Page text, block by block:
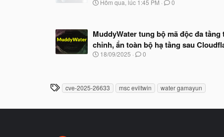
N
b
ắ
t
đ
Hôm qua, lúc 1:45 PM 0
MuddyWater tung bộ mã độc đa tầng
chỉnh, ẩn toàn bộ hạ tầng sau
N
b
ắ
đ
18/09/2025 0
T
ẻ
cve-2025-26633 msc eviltwin water gamayun